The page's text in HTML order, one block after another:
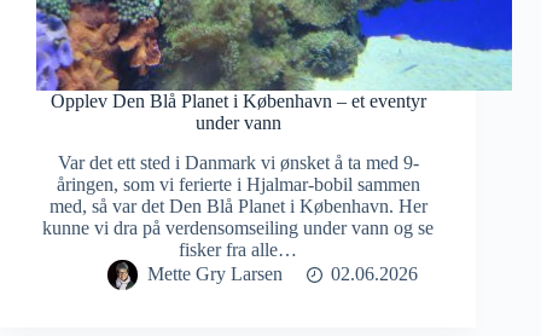
Opplev Den Blå Planet i København – et eventyr
under vann
Var det ett sted i Danmark vi ønsket å ta med 9-
åringen, som vi ferierte i Hjalmar-bobil sammen
med, så var det Den Blå Planet i København. Her
kunne vi dra på verdensomseiling under vann og se
fisker fra alle…
Mette Gry Larsen
02.06.2026